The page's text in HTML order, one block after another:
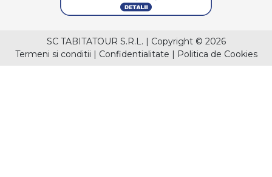
SC TABITATOUR S.R.L. | Copyright © 2026
Termeni si conditii | Confidentialitate | Politica de Cookies